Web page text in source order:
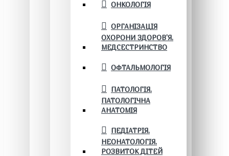
ОНКОЛОГІЯ
ОРГАНІЗАЦІЯ
ОХОРОНИ ЗДОРОВ'Я.
МЕДСЕСТРИНСТВО
ОФТАЛЬМОЛОГІЯ
ПАТОЛОГІЯ.
ПАТОЛОГІЧНА
АНАТОМІЯ
ПЕДІАТРІЯ.
НЕОНАТОЛОГІЯ.
РОЗВИТОК ДІТЕЙ